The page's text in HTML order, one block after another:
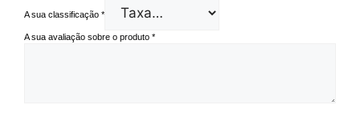
A sua classificação *
A sua avaliação sobre o produto *